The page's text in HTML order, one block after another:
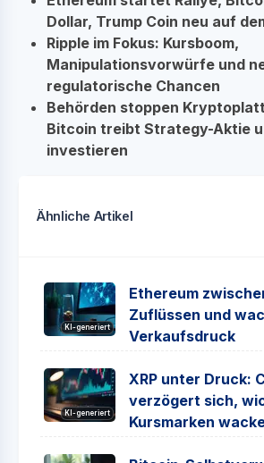
Dollar, Trump Coin neu auf
Ripple im Fokus: Kursboom,
Manipulationsvorwürfe und
regulatorische Chancen
Behörden stoppen
Bitcoin treibt Strategy-Aktie
investieren
Ähnliche Artikel
KI-generiert
Ethereum
Zuflüssen und
Verkaufsdruck
KI-generiert
XRP unter Druck:
verzögert sich,
Kursmarken